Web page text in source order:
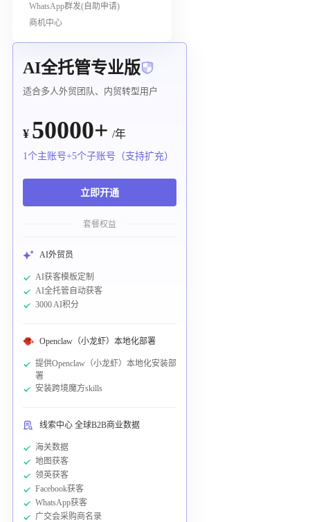
WhatsApp群发(自助申请)
商机中心
AI全托管专业版
适合多人外贸团队、内贸转型用户
¥ 50000+ /年
1个主账号+5个子账号（支持扩充）
立即开通
套餐权益
AI外贸员
AI获客模板定制
AI全托管自动获客
3000 AI积分
Openclaw（小龙虾）本地化部署
提供Openclaw（小龙虾）本地化安装部
署
安装跨境魔方skills
线索中心 全球B2B商业数据
海关数据
地图获客
领英获客
Facebook获客
WhatsApp获客
广交会采购商名录